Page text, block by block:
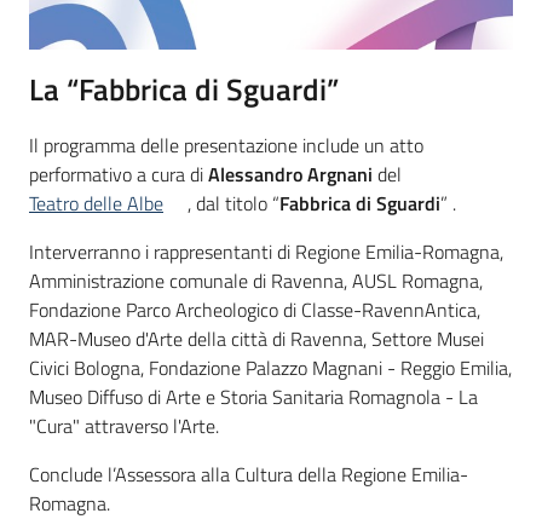
La “Fabbrica di Sguardi”
Il programma delle presentazione include un atto
performativo a cura diAlessandro Argnani del
Teatro delle Albe
, dal titolo “Fabbrica di Sguardi” .
Interverranno i rappresentanti di Regione Emilia-Romagna,
Amministrazione comunale di Ravenna, AUSL Romagna,
Fondazione Parco Archeologico di Classe-RavennAntica,
MAR-Museo d'Arte della città di Ravenna, Settore Musei
Civici Bologna, Fondazione Palazzo Magnani - Reggio Emilia,
Museo Diffuso di Arte e Storia Sanitaria Romagnola - La
"Cura" attraverso l'Arte.
Conclude l’Assessora alla Cultura della Regione Emilia-
Romagna.